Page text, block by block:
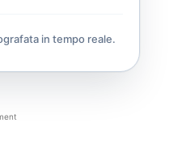
in tempo reale.